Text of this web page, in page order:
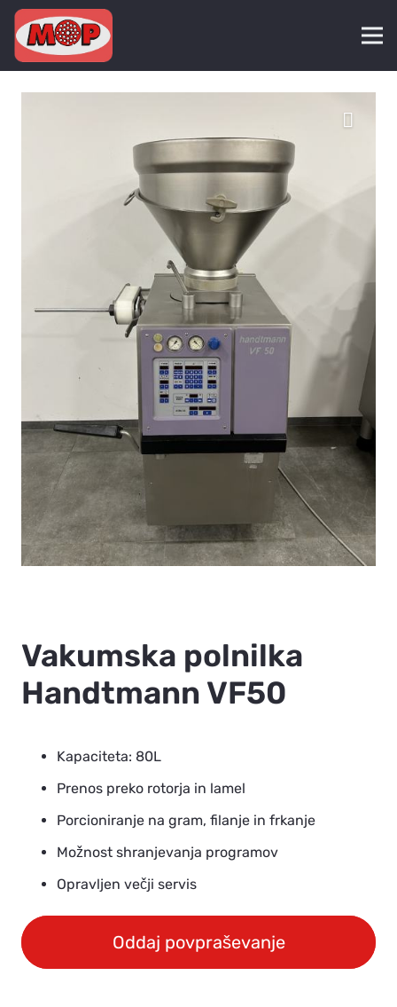
Vakumska polnilka
Handtmann VF50
Kapaciteta: 80L
Prenos preko rotorja in lamel
Porcioniranje na gram, filanje in frkanje
Možnost shranjevanja programov
Opravljen večji servis
Oddaj povpraševanje